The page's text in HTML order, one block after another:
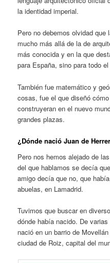
la identidad imperial.
Pero no debemos olvidad que
mucho más allá de la de
más conocida y en la que
para España, sino para todo
También fue matemático y
cosas, fue el que diseñó
construyeran en el nuevo
grandes plazas.
¿Dónde nació Juan de
Pero nos hemos alejado de
del que hablamos se decía
amigo decía que no, que
abuelas, en Lamadrid.
Tuvimos que buscar en
dónde había nacido. De
nació en un barrio de
ciudad de Roiz, capital del